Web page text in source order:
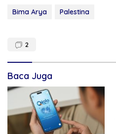
Bima Arya Palestina
2
Baca Juga